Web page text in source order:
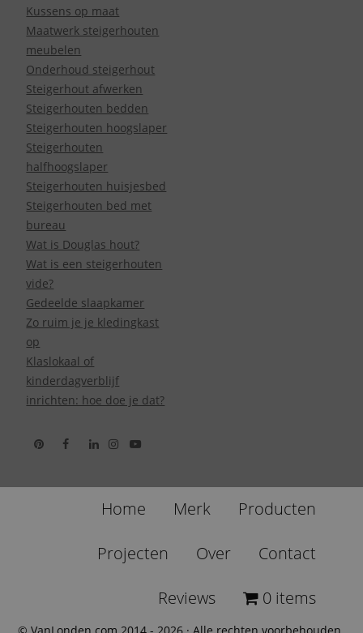
Kussens op maat
Maatwerk steigerhouten
meubelen
Onderhoud steigerhout
Steigerhout afwerken
Steigerhouten bedden
Steigerhouten hoogslaper
Steigerhouten
halfhoogslaper
Steigerhouten huisjesbed
Steigerhouten bed met
bureau
Wat is Douglas hout?
Wat is een steigerhouten
vide?
Gedeelde slaapkamer
Zo ruim je je kledingkast
op
Klaslokaal of
kinderdagverblijf
inrichten: hoe doe je dat?
Home Merk Producten
Projecten Over Contact
Reviews 0 items